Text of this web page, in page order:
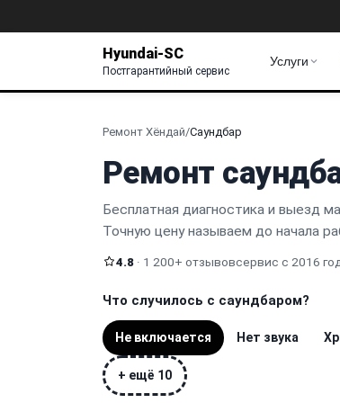
Hyundai-SC
Постгарантийный сервис
Услуги
Ремонт Хёндай/Саундбар
Ремонт
Бесплатная диагностика и выезд
Точную цену называем до начала
4.8 · 1 200+ отзывовсервис с 2016
Что случилось с саундбаром?
Не включается Нет звука
+ ещё 10